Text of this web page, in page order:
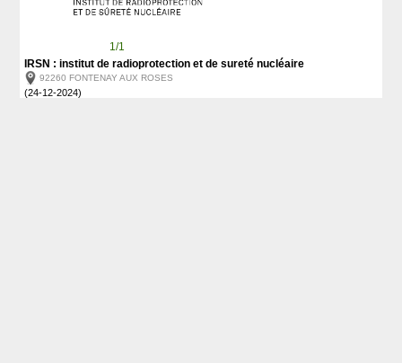
1/1
IRSN : institut de radioprotection et de sureté nucléaire
92260 FONTENAY AUX ROSES
(24-12-2024)